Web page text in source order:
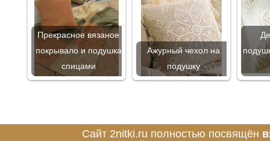
Прекрасное вязаное
покрывало и подушка
спицами
Ажурный чехол на
подушку
Сайт 2nitki.ru полностью посвящён